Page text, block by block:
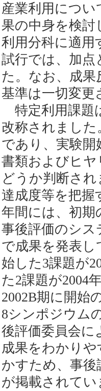
産業利用につ
果の中身を検
利用分科に適用
試行では、加点
た。なお、成
基準は一切変
特定利用課題
改称されました
であり、実験開
書類およびヒヤ
どうか判断さ
達成度等を把握
年間には、初期
事後評価のシス
で成果を発表し
始した3課題が
た2課題が2004
2002B期に開始
8シンポジウム
後評価委員会に
成果をわかりや
かすため、事後
が掲載されてい